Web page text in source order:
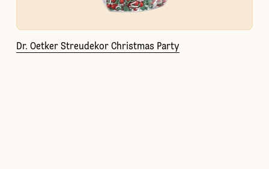
Dr. Oetker Streudekor Christmas Party